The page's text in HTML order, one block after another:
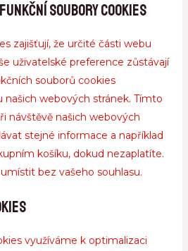
funkční soubory cookies
zajišťují, že určité části webu
uživatelské preference zůstávají
souborů cookies
našich webových stránek. Tímto
návštěvě našich webových
stejné informace a například
košíku, dokud nezaplatíte.
bez vašeho souhlasu.
využíváme k optimalizaci